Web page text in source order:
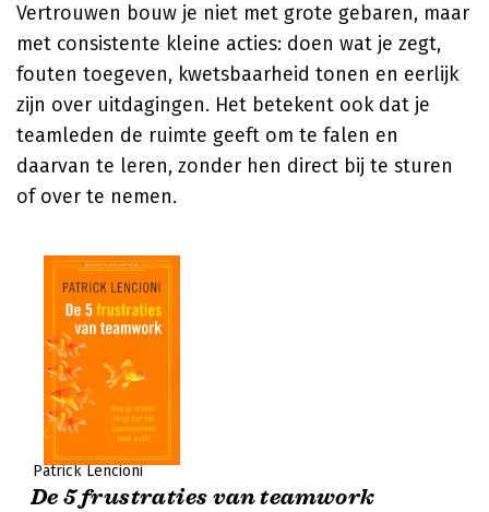
Vertrouwen bouw je niet met grote gebaren, maar
met consistente kleine acties: doen wat je zegt,
fouten toegeven, kwetsbaarheid tonen en eerlijk
zijn over uitdagingen. Het betekent ook dat je
teamleden de ruimte geeft om te falen en
daarvan te leren, zonder hen direct bij te sturen
of over te nemen.
Patrick Lencioni
De 5 frustraties van teamwork